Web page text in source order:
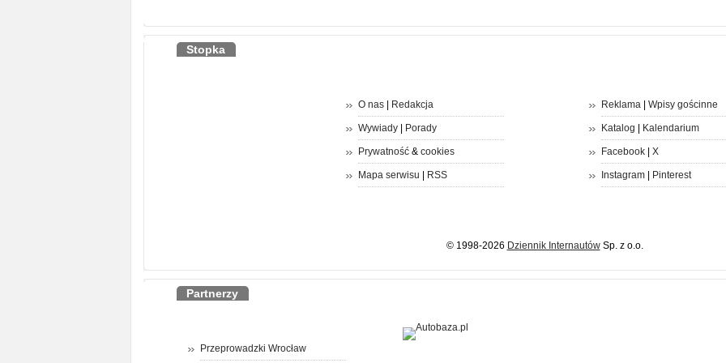
Stopka
O nas| Redakcja
Wywiady| Porady
Prywatność& cookies
Mapa serwisu RSS
Reklama| Wpisy gościnne
Katalog Kalendarium
Facebook| X
Instagram| Pinterest
© 1998-2026 Dziennik InternautówSp. z o.o.
Partnerzy
Przeprowadzki Wrocław